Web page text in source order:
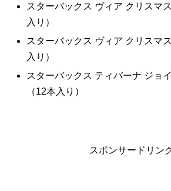
スターバックス ヴィア クリスマ
入り）
スターバックス ヴィア クリスマ
入り）
スターバックス ティバーナ ジョ
（12本入り）
スポンサードリン